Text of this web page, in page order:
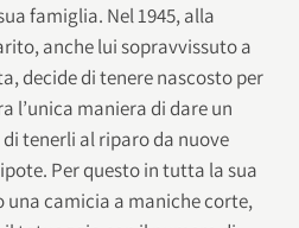
famiglia. Nel 1945, alla
anche lui sopravvissuto a
decide di tenere nascosto per
l’unica maniera di dare un
tenerli al riparo da nuove
Per questo in tutta la sua
camicia a maniche corte,